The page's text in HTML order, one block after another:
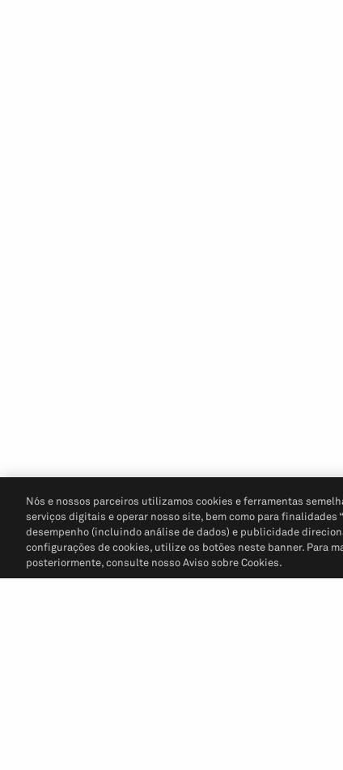
Nós e nossos parceiros utilizamos cookies e ferramentas
serviços digitais e operar nosso site, bem como para finalidades
desempenho (incluindo análise de dados) e publicidade
configurações de cookies, utilize os botões neste banner. Para
posteriormente, consulte nosso Aviso sobre Cookies.